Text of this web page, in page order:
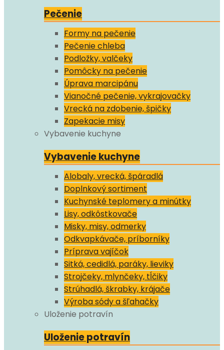
Pečenie
Formy na pečenie
Pečenie chleba
Podložky, valčeky
Pomôcky na pečenie
Úprava marcipánu
Vianočné pečenie, vykrajovačky
Vrecká na zdobenie, špičky
Zapekacie misy
Vybavenie kuchyne
Vybavenie kuchyne
Alobaly, vrecká, špáradlá
Doplnkový sortiment
Kuchynské teplomery a minútky
Lisy, odkôstkovače
Misky, misy, odmerky
Odkvapkávače, príborníky
Príprava vajíčok
Sitká, cedidlá, paráky, lieviky
Strojčeky, mlynčeky, tĺčiky
Strúhadlá, škrabky, krájače
Výroba sódy a šľahačky
Uloženie potravín
Uloženie potravín